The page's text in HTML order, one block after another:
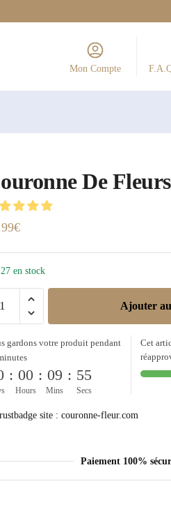
Mon Compte
De
€
27 en stock
Ajouter
gardons votre produit pendant
: 00
Hours
: 09
Mins
: 55
Secs
Cet
Paiement 100%